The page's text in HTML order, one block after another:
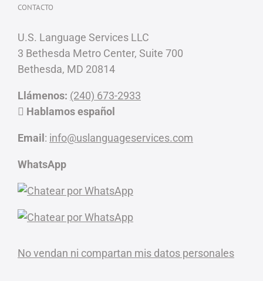
CONTACTO
U.S. Language Services LLC
3 Bethesda Metro Center, Suite 700
Bethesda, MD 20814
Llámenos: (240) 673-2933
Hablamos español
Email: info@uslanguageservices.com
WhatsApp
No vendan ni compartan mis datos personales